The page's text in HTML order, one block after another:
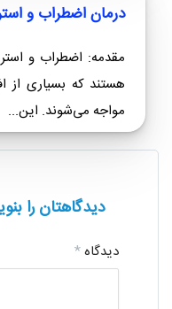
درمان اضطراب و
مقدمه: اضطراب و
هستند که بسیاری از
مواجه می‌شوند. این...
دیدگاهتان را
دیدگاه*